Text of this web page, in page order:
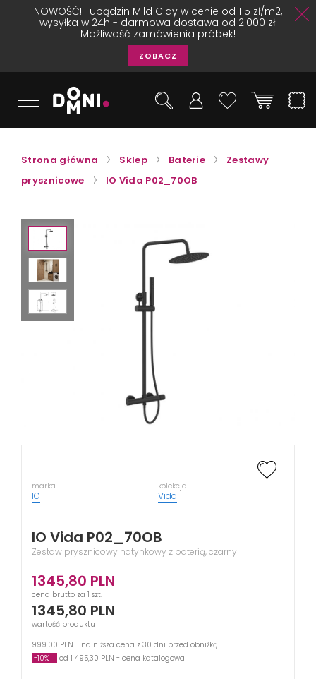
NOWOŚĆ! Tubądzin Mild Clay w cenie od 115 zł/m2,
wysyłka w 24h - darmowa dostawa od 2.000 zł!
Możliwość zamówienia próbek!
ZOBACZ
Strona główna Sklep Baterie
Zestawy
prysznicowe
IO Vida P02_70OB
marka
IO
kolekcja
Vida
IO Vida P02_70OB
Zestaw prysznicowy natynkowy z baterią, czarny
1345,80 PLN
cena brutto za 1 szt.
1345,80 PLN
wartość produktu
999,00 PLN - najniższa cena z 30 dni przed obniżką
-10%
od 1 495,30 PLN - cena katalogowa